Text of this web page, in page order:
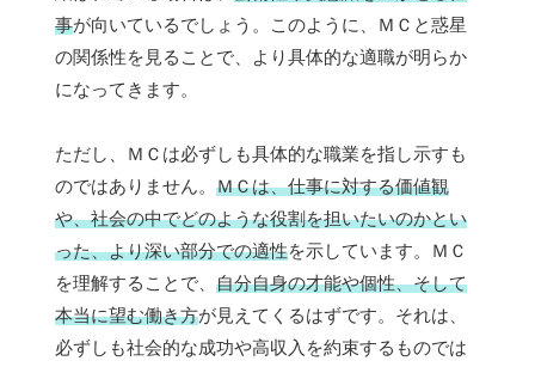
事が向いているでしょう。このように、ＭＣと惑星
の関係性を見ることで、より具体的な適職が明らか
になってきます。
ただし、ＭＣは必ずしも具体的な職業を指し示すも
のではありません。 ＭＣは、仕事に対する価値観
や、社会の中でどのような役割を担いたいのかとい
った、より深い部分での適性を示しています。ＭＣ
を理解することで、 自分自身の才能や個性、そして
本当に望む働き方が見えてくるはずです。それは、
必ずしも社会的な成功や高収入を約束するものでは